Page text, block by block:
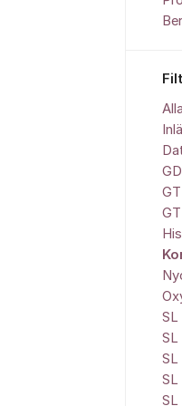
SL
SL
SL
SL